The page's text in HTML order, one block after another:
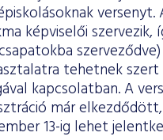
versenyt.
képviselői szervezik,
tehetnek
kapcsolatban. A
már
13-ig lehet